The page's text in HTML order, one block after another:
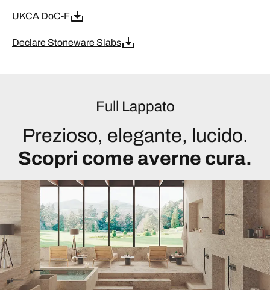
UKCA DoC-F
Declare Stoneware Slabs
Full Lappato
Prezioso, elegante, lucido.
Scopri come averne cura.